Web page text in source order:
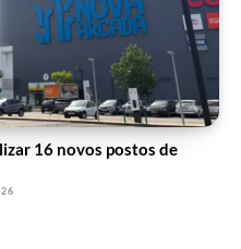
16 novos postos de